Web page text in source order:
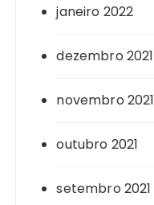
janeiro 2022
dezembro 2021
novembro 2021
outubro 2021
setembro 2021